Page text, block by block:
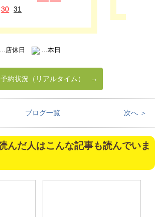
30 31
…店休日 …本日
予約状況（リアルタイム）
ブログ一覧 次へ ＞
んだ人はこんな記事も読んでいま